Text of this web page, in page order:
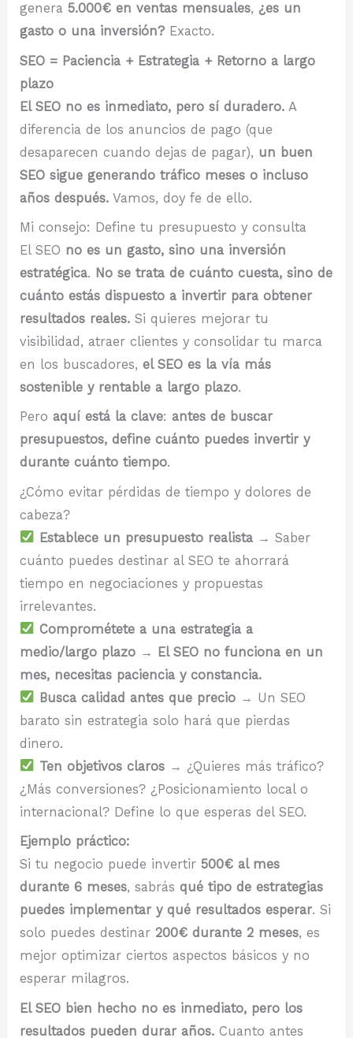
genera 5.000€ en ventas mensuales,¿es un
gasto o una inversión? Exacto.
SEO = Paciencia + Estrategia + Retorno a largo
plazo
El SEO no es inmediato, pero sí duradero. A
diferencia de los anuncios de pago (que
desaparecen cuando dejas de pagar), un buen
SEO sigue generando tráfico meses o incluso
años después. Vamos, doy fe de ello.
Mi consejo: Define tu presupuesto y consulta
El SEO no es un gasto, sino una inversión
estratégica. No se trata de cuánto cuesta, sino de
cuánto estás dispuesto a invertir para obtener
resultados reales. Si quieres mejorar tu
visibilidad, atraer clientes y consolidar tu marca
en los buscadores,el SEO es la vía más
sostenible y rentable a largo plazo.
Peroaquí está la clave:antes de buscar
presupuestos, define cuánto puedes invertir y
durante cuánto tiempo.
¿Cómo evitar pérdidas de tiempo y dolores de
cabeza?
Establece un presupuesto realista→ Saber
cuánto puedes destinar al SEO te ahorrará
tiempo en negociaciones y propuestas
irrelevantes.
Comprométete a una estrategia a
medio/largo plazo → El SEO no funciona en un
mes, necesitas paciencia y constancia.
Busca calidad antes que precio→ Un SEO
barato sin estrategia solo hará que pierdas
dinero.
Ten objetivos claros→ ¿Quieres más tráfico?
¿Más conversiones? ¿Posicionamiento local o
internacional? Define lo que esperas del SEO.
Ejemplo práctico:
Si tu negocio puede invertir 500€ al mes
durante 6 meses, sabrásqué tipo de estrategias
puedes implementar y qué resultados esperar. Si
solo puedes destinar200€ durante 2 meses, es
mejor optimizar ciertos aspectos básicos y no
esperar milagros.
El SEO bien hecho no es inmediato, pero los
resultados pueden durar años. Cuanto antes